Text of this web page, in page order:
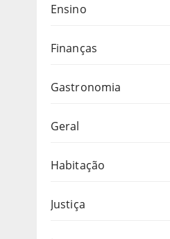
Ensino
Finanças
Gastronomia
Geral
Habitação
Justiça